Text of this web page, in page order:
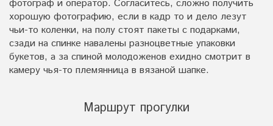
фотограф и оператор. Согласитесь, сложно получить
хорошую фотографию, если в кадр то и дело лезут
чьи-то коленки, на полу стоят пакеты с подарками,
сзади на спинке навалены разноцветные упаковки
букетов, а за спиной молодоженов ехидно смотрит в
камеру чья-то племянница в вязаной шапке.
Маршрут прогулки